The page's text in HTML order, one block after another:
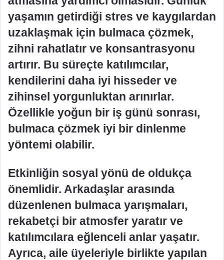
yaşamın getirdiği stres ve kaygılardan
uzaklaşmak için bulmaca çözmek,
zihni rahatlatır ve konsantrasyonu
artırır. Bu süreçte katılımcılar,
kendilerini daha iyi hisseder ve
zihinsel yorgunluktan arınırlar.
Özellikle yoğun bir iş günü sonrası,
bulmaca çözmek iyi bir dinlenme
yöntemi olabilir.
Etkinliğin sosyal yönü de oldukça
önemlidir. Arkadaşlar arasında
düzenlenen bulmaca yarışmaları,
rekabetçi bir atmosfer yaratır ve
katılımcılara eğlenceli anlar yaşatır.
Ayrıca, aile üyeleriyle birlikte yapılan